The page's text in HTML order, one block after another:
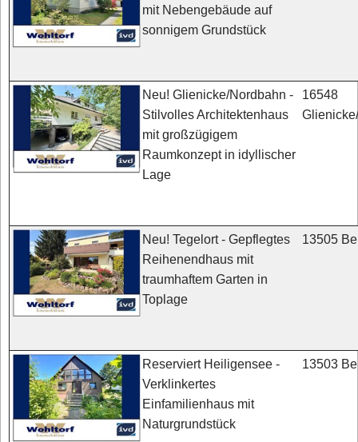
mit Nebengebäude auf
sonnigem Grundstück
Neu! Glienicke/Nordbahn -
Stilvolles Architektenhaus
mit großzügigem
Raumkonzept in idyllischer
Lage
16548
Neu! Tegelort - Gepflegtes
Reihenendhaus mit
traumhaftem Garten in
Toplage
13505
Reserviert Heiligensee -
Verklinkertes
Einfamilienhaus mit
Naturgrundstück
13503